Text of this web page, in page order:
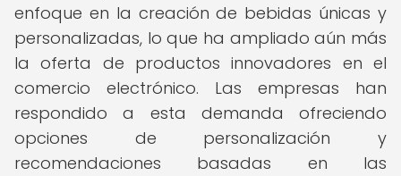
enfoque en la creación de bebidas únicas y
personalizadas, lo que ha ampliado aún más
la oferta de productos innovadores en el
comercio electrónico. Las empresas han
respondido a esta demanda ofreciendo
opciones de personalización y
recomendaciones basadas en las